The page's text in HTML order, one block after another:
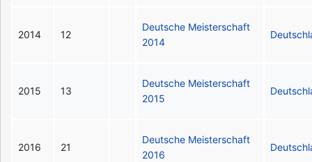
2014 12
Deutsche Meisterschaft
2014
2015 13
Deutsche Meisterschaft
2015
2016 21
Deutsche Meisterschaft
2016